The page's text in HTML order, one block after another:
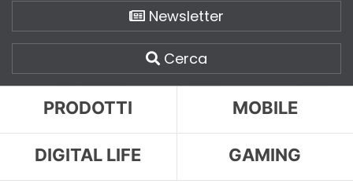
Newsletter
Cerca
PRODOTTI MOBILE
DIGITAL LIFE GAMING